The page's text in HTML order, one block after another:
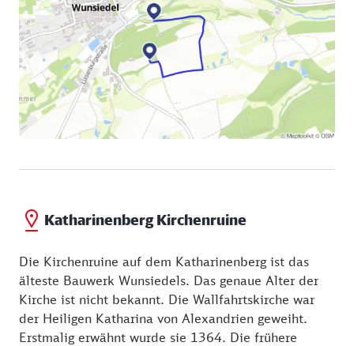
Katharinenberg Kirchenruine
Die Kirchenruine auf dem Katharinenberg ist das
älteste Bauwerk Wunsiedels. Das genaue Alter der
Kirche ist nicht bekannt. Die Wallfahrtskirche war
der Heiligen Katharina von Alexandrien geweiht.
Erstmalig erwähnt wurde sie 1364. Die frühere